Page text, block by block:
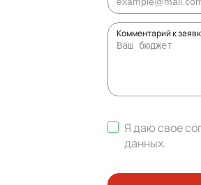
Комментарий к
Я даю свое
данных.